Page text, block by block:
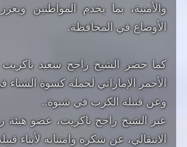
والأمنية، بما يخدم المواطنين
الأوضاع في المحافظة.
كما حضر الشيخ راجح سعيد باكريت
الأحمر الإماراتي لحملة كسوة
وعن قبيلة الكرب في شبوة..
عبر الشيخ راجح باكريت، عضو هيئة
الانتقالي، عن شكره وامتنانه لأبناء